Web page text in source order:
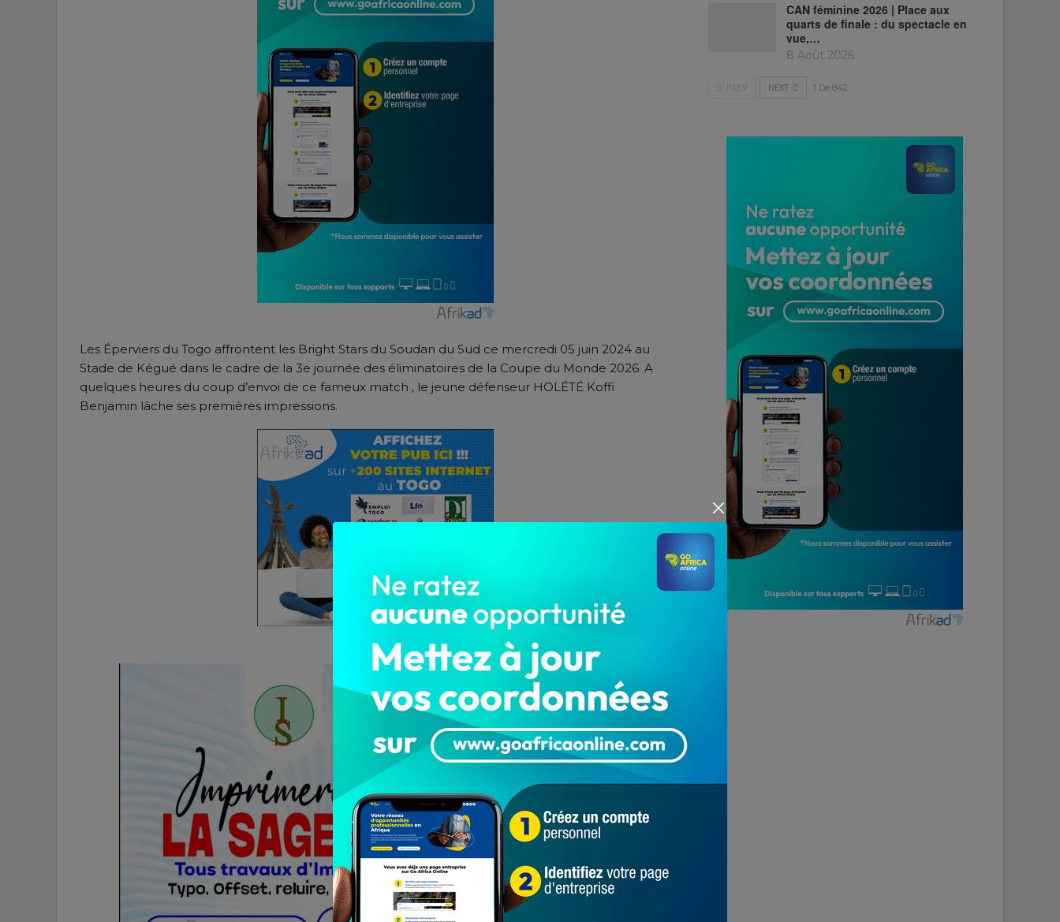
Les Éperviers du Togo affrontent les Bright Stars du Soudan du Sud ce mercredi 05 juin 2024 au
Stade de Kégué dans le cadre de la 3e journée des éliminatoires de la Coupe du Monde 2026. A
quelques heures du coup d’envoi de ce fameux match , le jeune défenseur HOLÉTÉ Koffi
Benjamin lâche ses premières impressions.
CAN féminine 2026 | Place aux
quarts de finale : du spectacle en
vue,…
8 Août 2026
NEXT 1 De 842